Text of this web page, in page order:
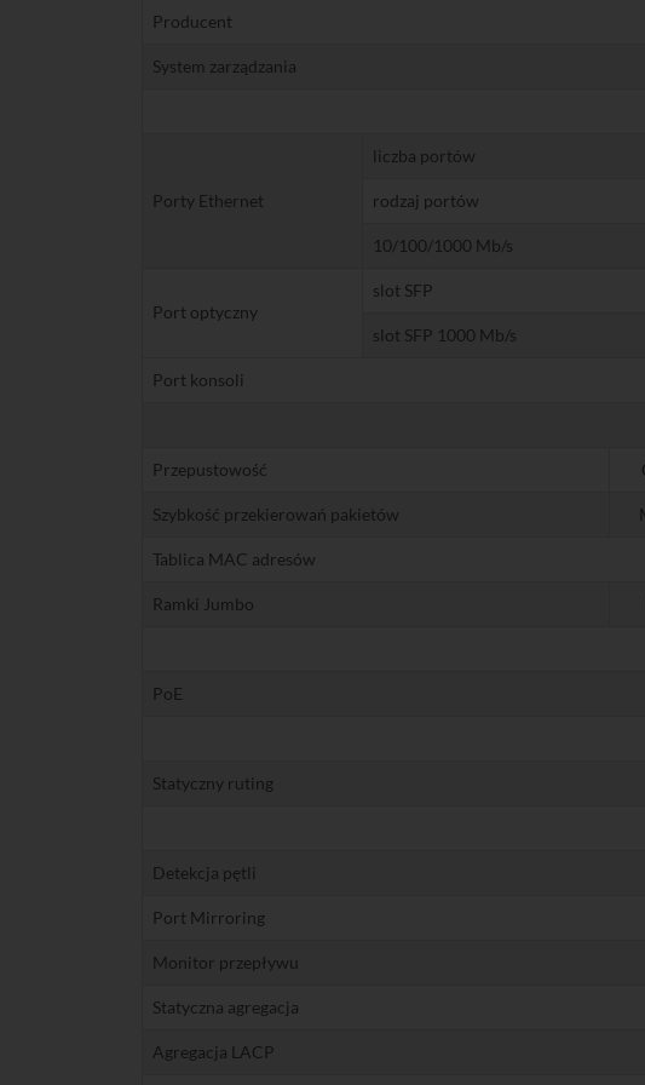
Producent
System zarządzania
Porty Ethernet
liczba portów
rodzaj portów
10/100/1000 Mb/s
Port optyczny
slot SFP
slot SFP 1000 Mb/s
Port konsoli
Przepustowość
Szybkość przekierowań pakietów
Tablica MAC adresów
Ramki Jumbo
PoE
Statyczny ruting
Detekcja pętli
Port Mirroring
Monitor przepływu
Statyczna agregacja
Agregacja LACP